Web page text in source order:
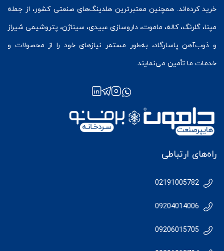
خرید کرده‌اند. همچنین معتبرترین هلدینگ‌های صنعتی کشور، از جمله
مپنا، گلرنگ، کاله، ماموت، داروسازی عبیدی، سیناژن، پتروشیمی شیراز
و ذوب‌آهن پاسارگاد، به‌طور مستمر نیازهای خود را از محصولات و
خدمات ما تأمین می‌نمایند.
راه‌های ارتباطی
02191005782
09204014006
09206015705